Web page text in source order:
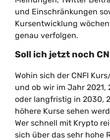
und Einschränkungen
Kursentwicklung
genau verfolgen.
Soll ich jetzt noch
Wohin sich der CNFI
und ob wir im Jahr 2021,
oder langfristig in 2030,
höhere Kurse sehen
Wer schnell mit Krypto
sich über das sehr hohe